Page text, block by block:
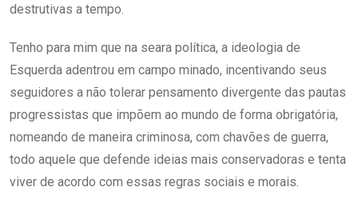
destrutivas a tempo.
Tenho para mim que na seara política, a ideologia de
Esquerda adentrou em campo minado, incentivando seus
seguidores a não tolerar pensamento divergente das pautas
progressistas que impõem ao mundo de forma obrigatória,
nomeando de maneira criminosa, com chavões de guerra,
todo aquele que defende ideias mais conservadoras e tenta
viver de acordo com essas regras sociais e morais.